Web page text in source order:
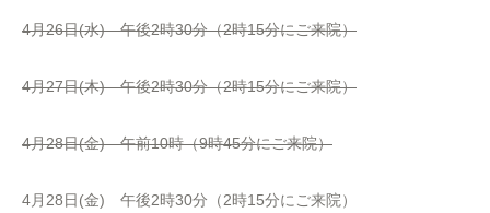
4月26日(水) 午後2時30分（2時15分にご来院）
4月27日(木) 午後2時30分（2時15分にご来院）
4月28日(金) 午前10時（9時45分にご来院）
4月28日(金) 午後2時30分（2時15分にご来院）